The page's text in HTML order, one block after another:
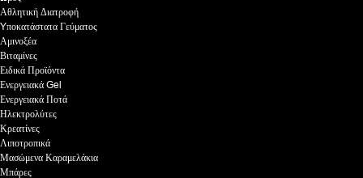
Αθλητική Διατροφή
Yποκατάστατα Γεύματος
Αμινοξέα
Βιταμίνες
Ειδικά Προϊόντα
Ενεργειακά Gel
Ενεργειακά Ποτά
Ηλεκτρολύτες
Κρεατίνες
Λιποτροπικά
Μασώμενα Καραμελάκια
Μπάρες